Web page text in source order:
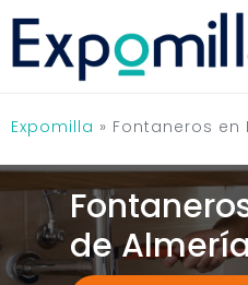
Saltar
contenido
Expomilla » Fontaneros en
de